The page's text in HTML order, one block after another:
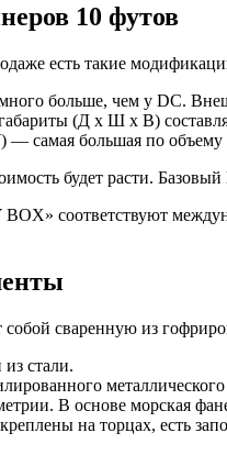
10 футов
есть такие
больше, чем у DC.
(Д х Ш х В)
— самая большая по
будет расти.
соответствуют
сваренную из
стали.
В основе морская
на торцах, есть